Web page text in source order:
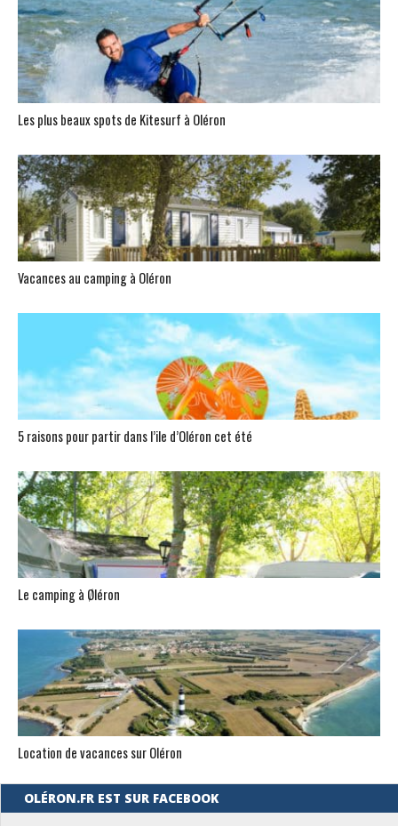
Les plus beaux spots de Kitesurf à Oléron
Vacances au camping à Oléron
5 raisons pour partir dans l’ile d’Oléron cet été
Le camping à Øléron
Location de vacances sur Oléron
OLÉRON.FR EST SUR FACEBOOK